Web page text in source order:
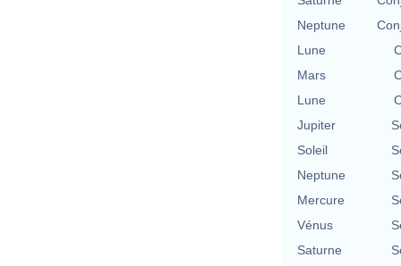
Neptune
Lune
Mars
Lune
Jupiter
Soleil
Neptune
Mercure
Vénus
Saturne